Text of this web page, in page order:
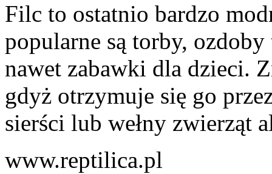
Filc to ostatnio bardzo
popularne są torby,
nawet zabawki dla dzieci.
gdyż otrzymuje się go
sierści lub wełny zwierząt
www.reptilica.pl